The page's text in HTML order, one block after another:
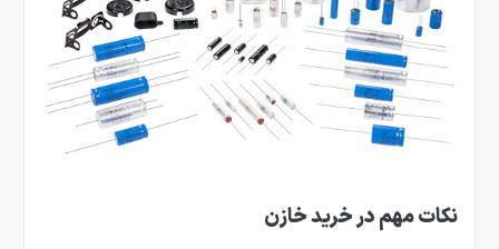
نکات مهم در خرید خازن